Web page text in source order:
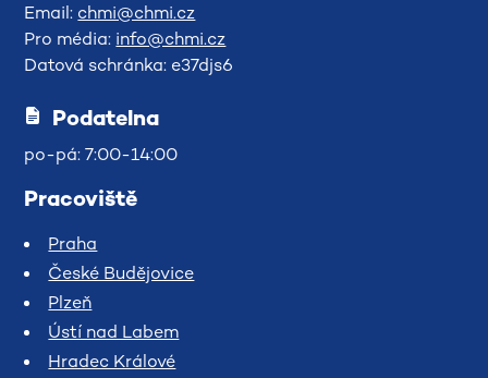
Email: chmi@chmi.cz
Pro média: info@chmi.cz
Datová schránka: e37djs6
Podatelna
po-pá: 7:00-14:00
Pracoviště
Praha
České Budějovice
Plzeň
Ústí nad Labem
Hradec Králové